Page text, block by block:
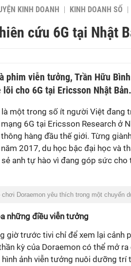
KINH DOANH KINH DOANH SỐ
cứu 6G tại Nhật
phim viễn tưởng, Trần Hữu
cho 6G tại Ericsson Nhật Bản.
là một trong số ít người Việt đang
6G tại Ericsson Research ở
hàng đầu thế giới. Từng
2017, du học bậc đại học và
sẻ anh tự hào vì đang góp sức
Doraemon yêu thích trong một chuyến
những điều viễn tưởng
giờ trước tivi chỉ để xem lại cảnh
kỳ của Doraemon có thể mở
hình ảnh viễn tưởng nuôi dưỡng